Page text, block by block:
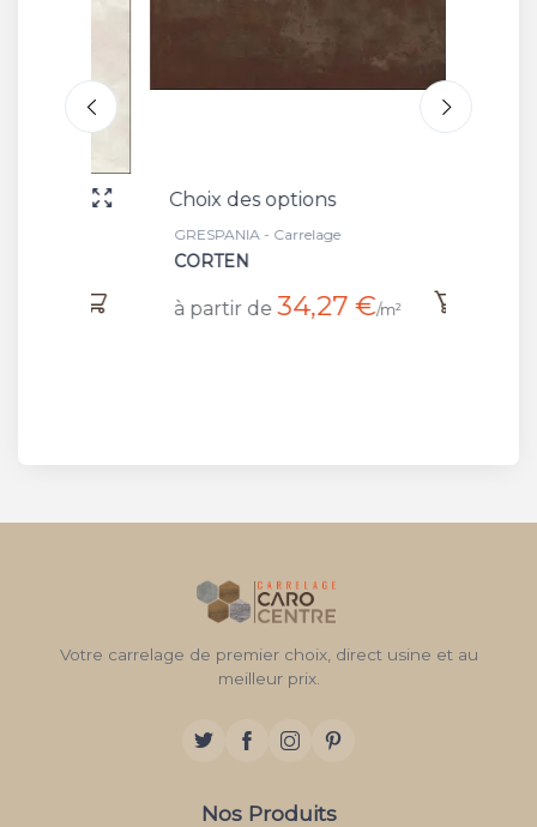
Choix des options
GRESPANIA - Carrelage
CORTEN
à partir de 34,27 €/m²
Votre carrelage de premier choix, direct usine et au
meilleur prix.
Nos Produits